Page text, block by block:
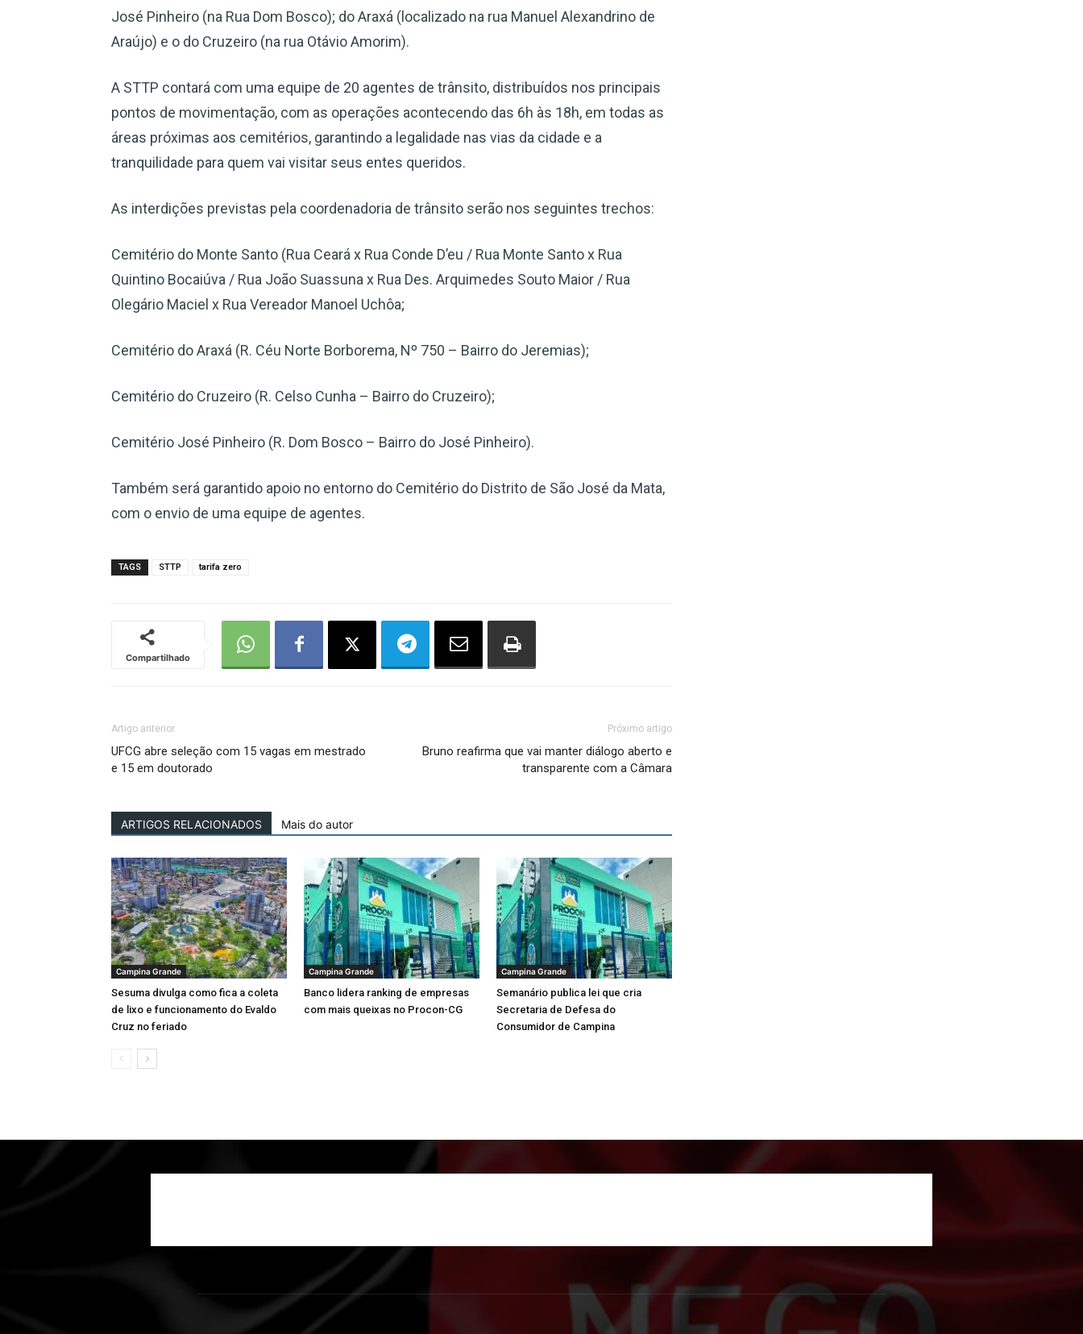
José Pinheiro (na Rua Dom Bosco); do Araxá (localizado na rua Manuel Alexandrino de
Araújo) e o do Cruzeiro (na rua Otávio Amorim).
A STTP contará com uma equipe de 20 agentes de trânsito, distribuídos nos principais
pontos de movimentação, com as operações acontecendo das 6h às 18h, em todas as
áreas próximas aos cemitérios, garantindo a legalidade nas vias da cidade e a
tranquilidade para quem vai visitar seus entes queridos.
As interdições previstas pela coordenadoria de trânsito serão nos seguintes trechos:
Cemitério do Monte Santo (Rua Ceará x Rua Conde D’eu / Rua Monte Santo x Rua
Quintino Bocaiúva / Rua João Suassuna x Rua Des. Arquimedes Souto Maior / Rua
Olegário Maciel x Rua Vereador Manoel Uchôa;
Cemitério do Araxá (R. Céu Norte Borborema, Nº 750 – Bairro do Jeremias);
Cemitério do Cruzeiro (R. Celso Cunha – Bairro do Cruzeiro);
Cemitério José Pinheiro (R. Dom Bosco – Bairro do José Pinheiro).
Também será garantido apoio no entorno do Cemitério do Distrito de São José da Mata,
com o envio de uma equipe de agentes.
TAGS STTP tarifa zero
Compartilhado
Artigo anterior
UFCG abre seleção com 15 vagas em mestrado
e 15 em doutorado
Próximo artigo
Bruno reafirma que vai manter diálogo aberto e
transparente com a Câmara
ARTIGOS RELACIONADOS Mais do autor
Campina Grande
Sesuma divulga como fica a coleta
de lixo e funcionamento do Evaldo
Cruz no feriado
Campina Grande
Banco lidera ranking de empresas
com mais queixas no Procon-CG
Campina Grande
Semanário publica lei que cria
Secretaria de Defesa do
Consumidor de Campina